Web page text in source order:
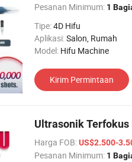
Pesanan Minimum: 1
Tipe:4D Hifu
Aplikasi:Salon, Rumah
Model: Hifu Machine
Kirim Permintaan
Ultrasonik
Harga FOB:US$2.500-
Pesanan Minimum: 1